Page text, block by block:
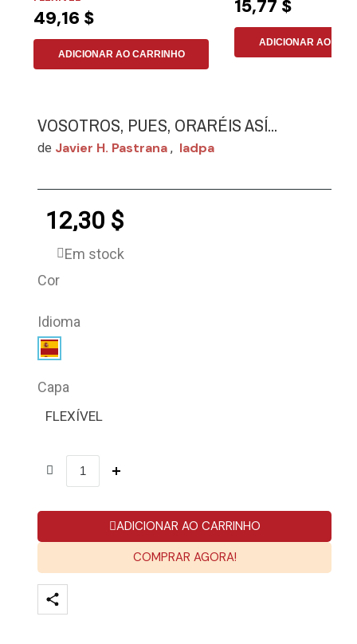
49,16 $
ADICIONAR AO CARRINHO
15,77 $
ADICIONAR AO
VOSOTROS, PUES, ORARÉIS ASÍ...
de Javier H. Pastrana , Iadpa
12,30 $
Em stock
Cor
Idioma
Capa
FLEXÍVEL
ADICIONAR AO CARRINHO
COMPRAR AGORA!